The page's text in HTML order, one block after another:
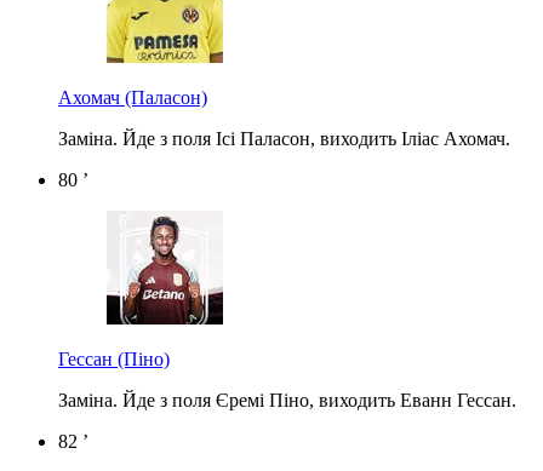
Ахомач (Паласон)
Заміна. Йде з поля Ісі Паласон, виходить Іліас Ахомач.
80 ’
Гессан (Піно)
Заміна. Йде з поля Єремі Піно, виходить Еванн Гессан.
82 ’